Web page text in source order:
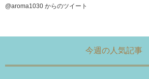
@aroma1030 からのツイート
今週の人気記事